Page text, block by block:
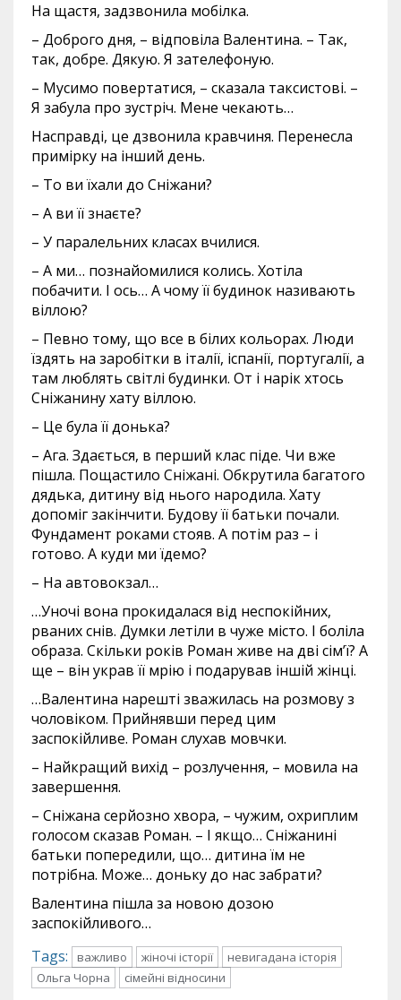
На щастя, задзвонила мобілка.
– Доброго дня, – відповіла Валентина. – Так,
так, добре. Дякую. Я зателефоную.
– Мусимо повертатися, – сказала таксистові. –
Я забула про зустріч. Мене чекають…
Насправді, це дзвонила кравчиня. Перенесла
примірку на інший день.
– То ви їхали до Сніжани?
– А ви її знаєте?
– У паралельних класах вчилися.
– А ми… познайомилися колись. Хотіла
побачити. І ось… А чому її будинок називають
віллою?
– Певно тому, що все в білих кольорах. Люди
їздять на заробітки в італії, іспанії, португалії, а
там люблять світлі будинки. От і нарік хтось
Сніжанину хату віллою.
– Це була її донька?
– Ага. Здається, в перший клас піде. Чи вже
пішла. Пощастило Сніжані. Обкрутила багатого
дядька, дитину від нього народила. Хату
допоміг закінчити. Будову її батьки почали.
Фундамент роками стояв. А потім раз – і
готово. А куди ми їдемо?
– На автовокзал…
…Уночі вона прокидалася від неспокійних,
рваних снів. Думки летіли в чуже місто. І боліла
образа. Скільки років Роман живе на дві сім’ї? А
ще – він украв її мрію і подарував іншій жінці.
…Валентина нарешті зважилась на розмову з
чоловіком. Прийнявши перед цим
заспокійливе. Роман слухав мовчки.
– Найкращий вихід – розлучення, – мовила на
завершення.
– Сніжана серйозно хвора, – чужим, охриплим
голосом сказав Роман. – І якщо… Сніжанині
батьки попередили, що… дитина їм не
потрібна. Може… доньку до нас забрати?
Валентина пішла за новою дозою
заспокійливого…
Tags:
важливо жіночі історії
невигадана історія
Ольга Чорна
сімейні відносини